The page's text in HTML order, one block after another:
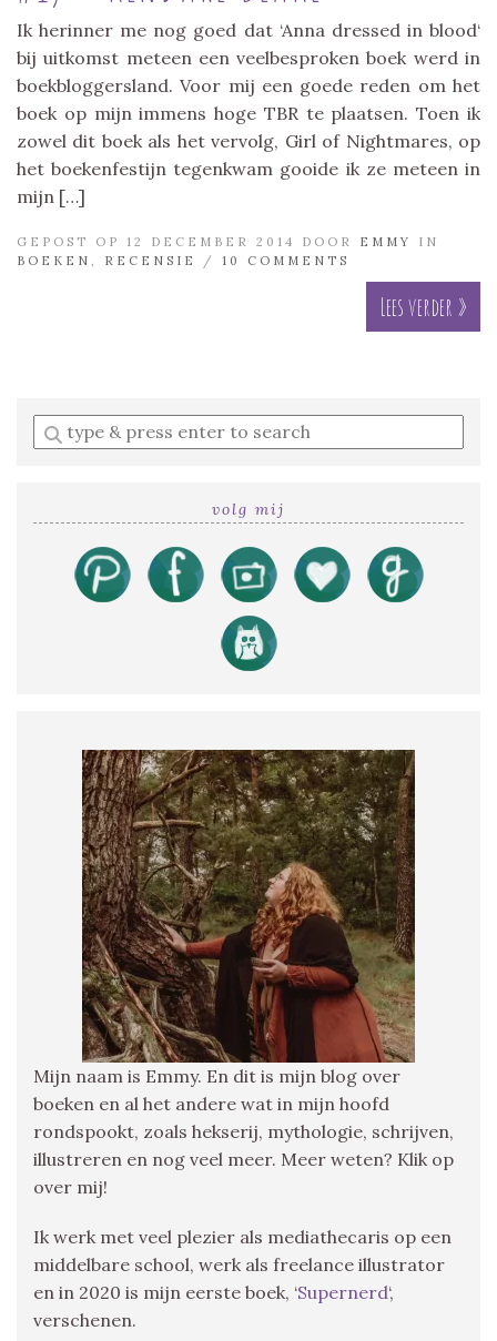
Ik herinner me nog goed dat ‘Anna dressed in blood‘
bij uitkomst meteen een veelbesproken boek werd in
boekbloggersland. Voor mij een goede reden om het
boek op mijn immens hoge TBR te plaatsen. Toen ik
zowel dit boek als het vervolg, Girl of Nightmares, op
het boekenfestijn tegenkwam gooide ik ze meteen in
mijn […]
GEPOST OP 12 DECEMBER 2014 DOOR EMMY
IN
BOEKEN
RECENSIE / 10 COMMENTS
Lees verder »
Enter
a
volg mij
Mijn naam is Emmy. En dit is mijn blog over
boeken en al het andere wat in mijn hoofd
rondspookt, zoals hekserij, mythologie, schrijven,
illustreren en nog veel meer. Meer weten? Klik op
over mij!
Ik werk met veel plezier als mediathecaris op een
middelbare school, werk als freelance illustrator
en in 2020 is mijn eerste boek, ‘Supernerd‘,
verschenen.